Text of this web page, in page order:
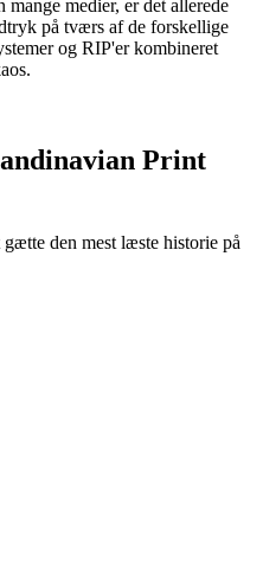
medier, er det allerede
på tværs af de forskellige
og RIP'er kombineret
Print
den mest læste historie på